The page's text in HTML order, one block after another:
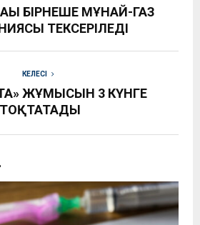
БІРНЕШЕ МҰНАЙ-ГАЗ
ТЕКСЕРІЛЕДІ
КЕЛЕСІ
ЖҰМЫСЫН 3 КҮНГЕ
ТОҚТАТАДЫ